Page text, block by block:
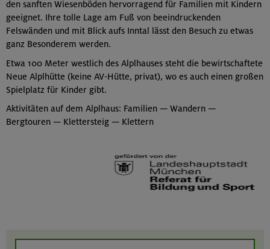
den sanften Wiesenböden hervorragend für Familien mit Kindern
geeignet. Ihre tolle Lage am Fuß von beeindruckenden
Felswänden und mit Blick aufs Inntal lässt den Besuch zu etwas
ganz Besonderem werden.
Etwa 100 Meter westlich des Alplhauses steht die bewirtschaftete
Neue Alplhütte (keine AV-Hütte, privat), wo es auch einen großen
Spielplatz für Kinder gibt.
Aktivitäten auf dem Alplhaus: Familien — Wandern —
Bergtouren — Klettersteig — Klettern